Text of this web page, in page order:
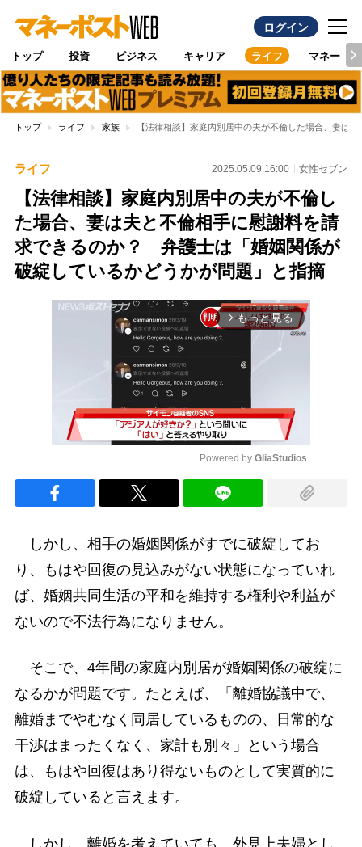
ログイン
トップ 投資 ビジネス キャリア ライフ マネー
トップ ライフ 家族 【法律相談】家庭内別居中の夫が不倫した場合、妻は
ライフ 2025.05.09 16:00 女性セブン
【法律相談】家庭内別居中の夫が不倫し
た場合、妻は夫と不倫相手に慰謝料を請
求できるのか？ 弁護士は「婚姻関係が
破綻しているかどうかが問題」と指摘
arrow_forward_ios もっと見る
Powered by GliaStudios
しかし、相手の婚姻関係がすでに破綻してお
り、もはや回復の見込みがない状態になっていれ
ば、婚姻共同生活の平和を維持する権利や利益が
ないので不法行為になりません。
そこで、4年間の家庭内別居が婚姻関係の破綻に
なるかが問題です。たとえば、「離婚協議中で、
離婚までやむなく同居しているものの、日常的な
干渉はまったくなく、家計も別々」という場合
は、もはや回復はあり得ないものとして実質的に
破綻していると言えます。
しかし、離婚を考えていても、外見上夫婦とし